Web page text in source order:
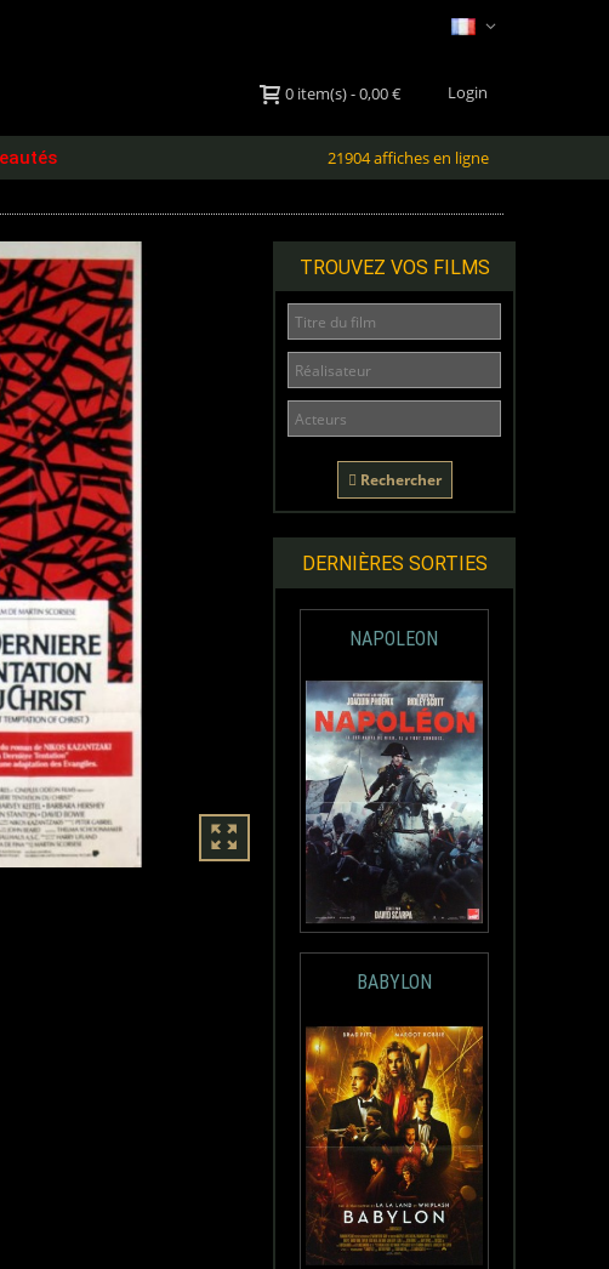
Login
0 item(s)-0,00 €
21904 affiches en ligne
TROUVEZ VOS FILMS
Rechercher
DERNIÈRES SORTIES
NAPOLEON
BABYLON